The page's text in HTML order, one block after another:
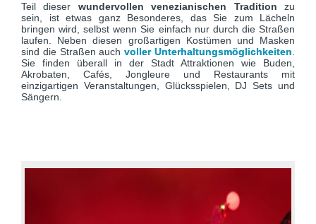
Teil dieser wundervollen venezianischen Tradition zu
sein, ist etwas ganz Besonderes, das Sie zum Lächeln
bringen wird, selbst wenn Sie einfach nur durch die Straßen
laufen. Neben diesen großartigen Kostümen und Masken
sind die Straßen auch voller Unterhaltungsmöglichkeiten
Sie finden überall in der Stadt Attraktionen wie Buden,
Akrobaten, Cafés, Jongleure und Restaurants mit
einzigartigen Veranstaltungen, Glücksspielen, DJ Sets und
Sängern.